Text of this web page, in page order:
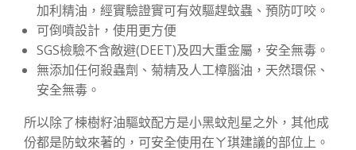
加利精油，經實驗證實可有效驅趕蚊蟲、預防叮咬。
可倒噴設計，使用更方便
SGS檢驗不含敵避(DEET)及四大重金屬，安全無毒。
無添加任何殺蟲劑、菊精及人工樟腦油，天然環保、
安全無毒。
所以除了楝樹籽油驅蚊配方是小黑蚊剋星之外，其他成
份都是防蚊來著的，可安全使用在ㄚ琪建議的部位上。